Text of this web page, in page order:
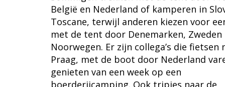
België en Nederland of kamperen in
Toscane, terwijl anderen kiezen voor
met de tent door Denemarken, Zweden
Noorwegen. Er zijn collega’s die fietsen
Praag, met de boot door Nederland
genieten van een week op een